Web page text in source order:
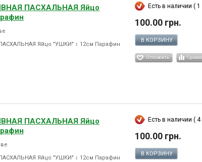
ПАСХАЛЬНАЯ Яйцо
Яйцо "УШКИ" ↕ 12см Парафин
Есть в наличии ( 1
100.00 грн.
В КОРЗИНУ
ПАСХАЛЬНАЯ Яйцо
Яйцо "УШКИ" ↕ 12см Парафин
Есть в наличии ( 4
100.00 грн.
В КОРЗИНУ